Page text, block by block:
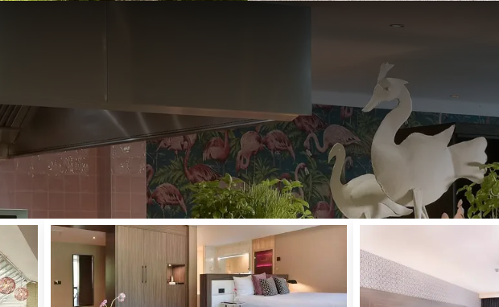
de l'hôtel Van der Valk Nazareth - Gent
prix dans un hôtel près de Gand et profitez des offres de dernière minute ou des
l'une de ces offres à l'Hôtel Nazareth-Gent, vous êtes sûr de faire le bon choix et
trop cher. L'offre varie, alors n'attendez pas trop longtemps ! Optez pour une nuitée
déjeuner ou dîner ou une autre offre spéciale. Ne les manquez pas !